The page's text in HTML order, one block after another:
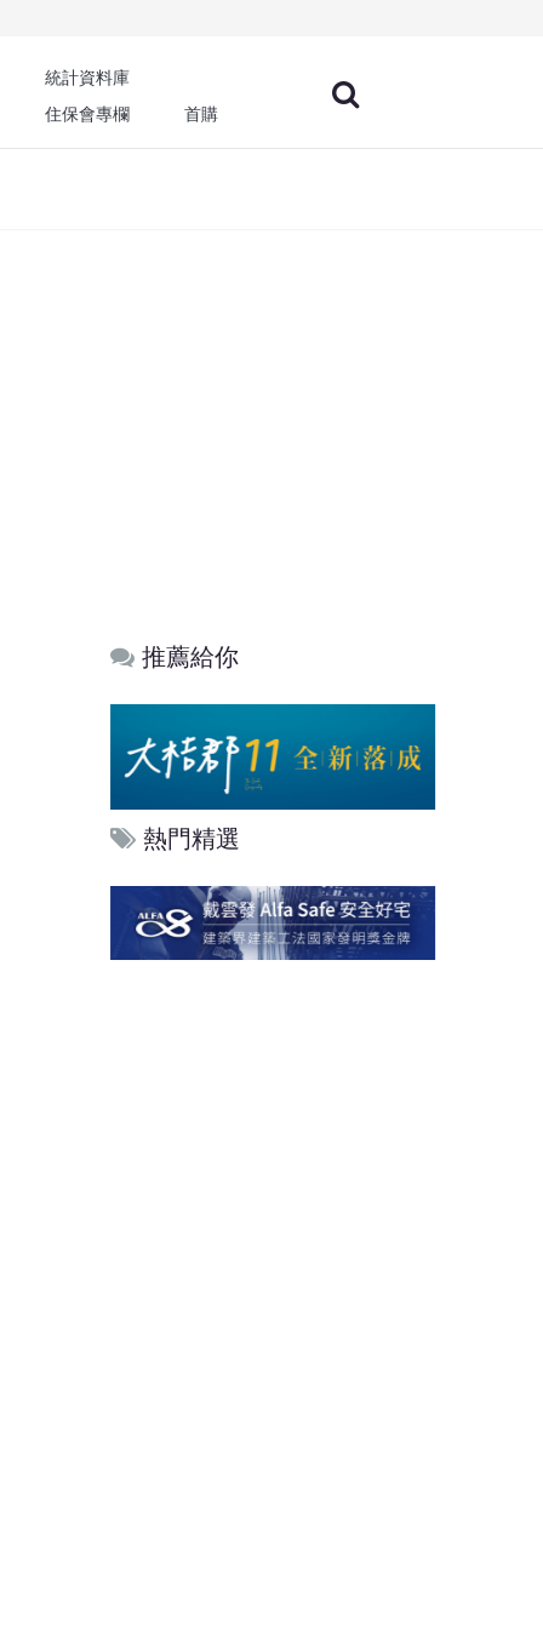
統計資料庫
住保會專欄 首購
推薦給你
熱門精選